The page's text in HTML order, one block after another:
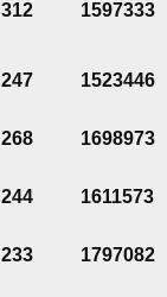
312 1597333
247 1523446
268 1698973
244 1611573
233 1797082